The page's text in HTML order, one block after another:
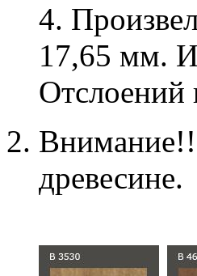
4.
17,65 мм.
Отслоений
древесине.